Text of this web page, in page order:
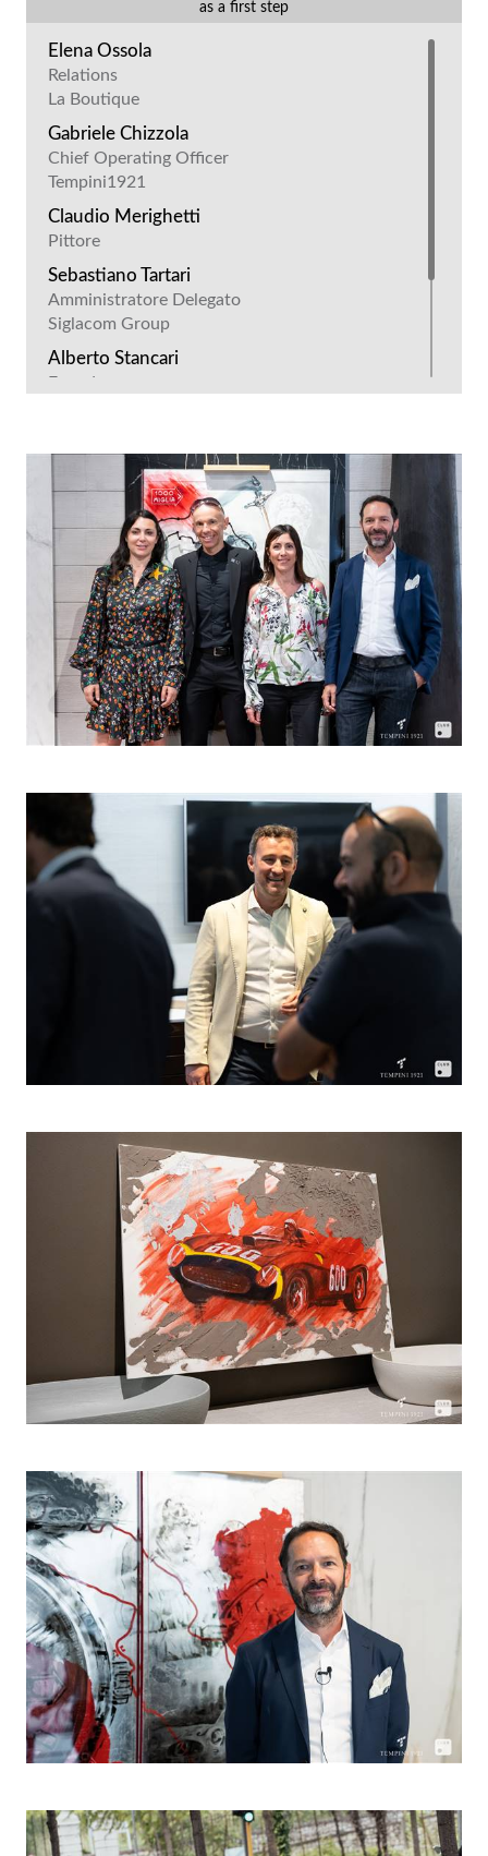
as a first step
Elena Ossola
Relations
La Boutique
Gabriele Chizzola
Chief Operating Officer
Tempini1921
Claudio Merighetti
Pittore
Sebastiano Tartari
Amministratore Delegato
Siglacom Group
Alberto Stancari
Founder
Giuli Ascensori